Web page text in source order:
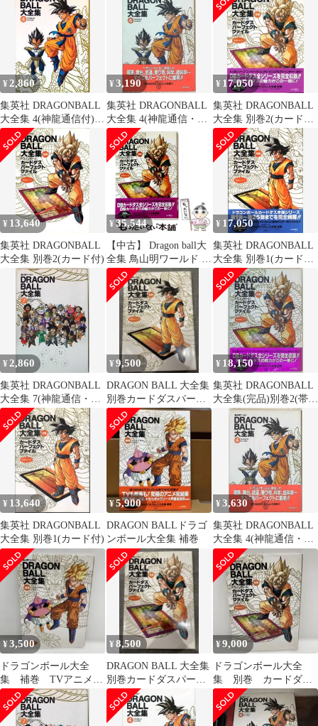
セット] d2ldlup 大全集②
¥ 2,860
集英社 DRAGONBALL
大全集 4(神龍通信付)
(帯欠)
¥3,190
集英社 DRAGONBALL
大全集 4(神龍通信・帯
付) (完品)
¥ 17,050
集英社 DRAGONBALL
大全集 別巻2(カード・
帯付) (完品)
¥ 13,640
集英社 DRAGONBALL
大全集 別巻2(カード付)
¥ 35,544
【中古】 Dragon ball大
全集 鳥山明ワールド 別
巻 part 2 ドラゴンボー
ルカードダスパーフェ
クトファイル / 鳥山明 /
集英社
¥ 17,050
集英社 DRAGONBALL
大全集 別巻1(カード・
帯付) (完品)
¥2,860
集英社 DRAGONBALL
大全集 7(神龍通信・帯
欠) (両欠)
¥9,500
DRAGON BALL 大全集
別巻カードダスパーフ
ェクトファイルPART1
¥ 18,150
集英社 DRAGONBALL
大全集(完品)別巻2(帯
¥ 13,640
集英社 DRAGONBALL
大全集 別巻1(カード付)
¥5,900
DRAGON BALLドラゴ
ンボール大全集 補巻
¥3,630
集英社 DRAGONBALL
大全集 4(神龍通信・帯
付) (完品)
¥3,500
ドラゴンボール大全
集 補巻 TVアニメー
ションPART3 初版
¥8,500
DRAGON BALL 大全集
別巻カードダスパーフ
ェクトファイルPART2
¥9,000
ドラゴンボール大全
集 別巻 カードダス
パーフェクトファイル
PART 2